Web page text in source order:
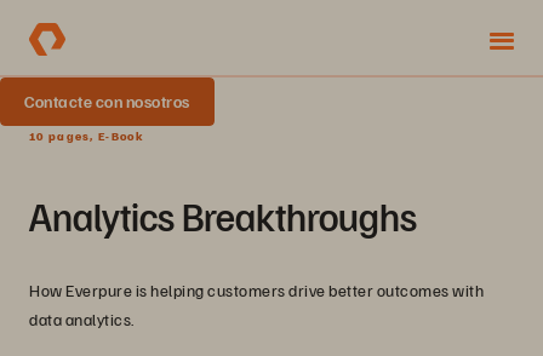
Contacte con nosotros
10 pages, E-Book
Analytics Breakthroughs
How Everpure is helping customers drive better outcomes with
data analytics.